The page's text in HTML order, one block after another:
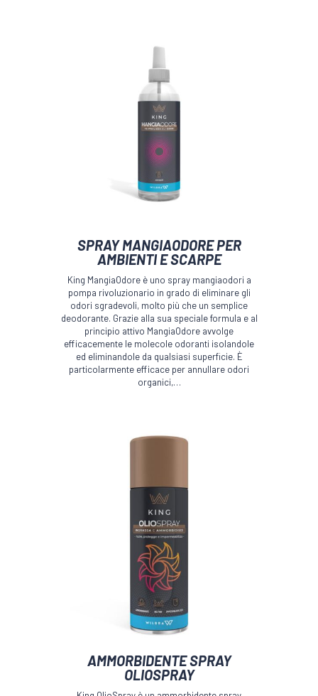
SPRAY MANGIAODORE PER
AMBIENTI E SCARPE
King MangiaOdore è uno spray mangiaodori a
pompa rivoluzionario in grado di eliminare gli
odori sgradevoli, molto più che un semplice
deodorante. Grazie alla sua speciale formula e al
principio attivo MangiaOdore avvolge
efficacemente le molecole odoranti isolandole
ed eliminandole da qualsiasi superficie. È
particolarmente efficace per annullare odori
organici,…
AMMORBIDENTE SPRAY
OLIOSPRAY